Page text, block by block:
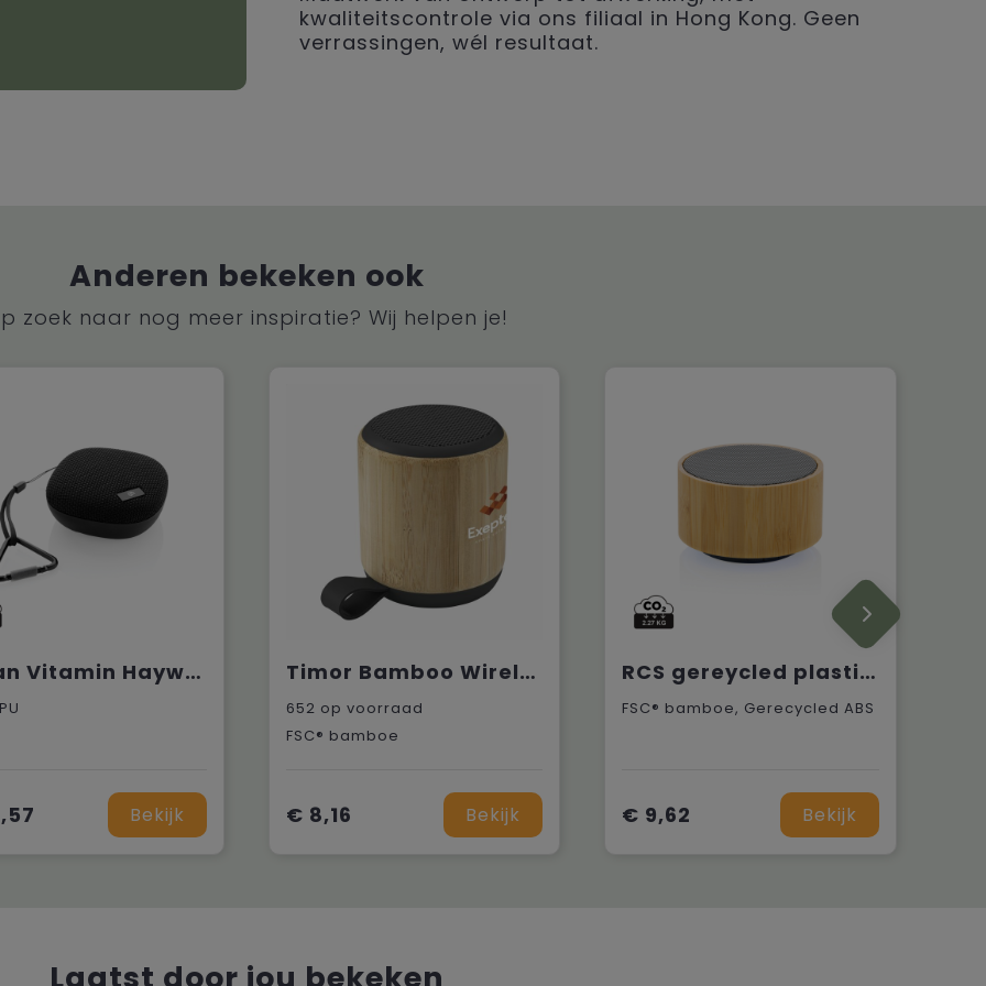
kwaliteitscontrole via ons filiaal in Hong Kong. Geen
verrassingen, wél resultaat.
Anderen bekeken ook
zoek naar nog meer inspiratie? Wij helpen je!
Urban Vitamin Hayward IPX7 draadloze 5W luidspreker
Bekijk
Timor Bamboo Wireless Speaker
652 op voorraad
FSC® bamboe
€ 8,16 Bekijk
RCS gereycled plastic en bamboe 3W draadloze luidspreker
FSC® bamboe, Gerecycled ABS
€ 9,62 Bekijk